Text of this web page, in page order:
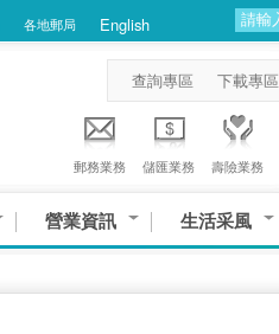
各地郵局 English
查詢專區 下載專區
郵務業務 儲匯業務 壽險業務
營業資訊 生活采風